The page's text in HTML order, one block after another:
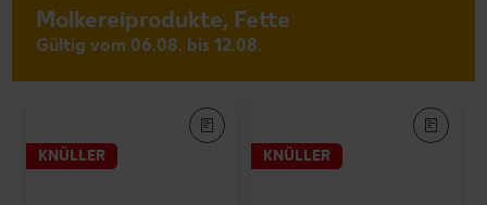
Molkereiprodukte, Fette
Gültig vom 06.08. bis 12.08.
KNÜLLER KNÜLLER